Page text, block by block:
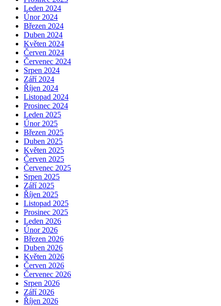
Leden 2024
Únor 2024
Březen 2024
Duben 2024
Květen 2024
Červen 2024
Červenec 2024
Srpen 2024
Září 2024
Říjen 2024
Listopad 2024
Prosinec 2024
Leden 2025
Únor 2025
Březen 2025
Duben 2025
Květen 2025
Červen 2025
Červenec 2025
Srpen 2025
Září 2025
Říjen 2025
Listopad 2025
Prosinec 2025
Leden 2026
Únor 2026
Březen 2026
Duben 2026
Květen 2026
Červen 2026
Červenec 2026
Srpen 2026
Září 2026
Říjen 2026